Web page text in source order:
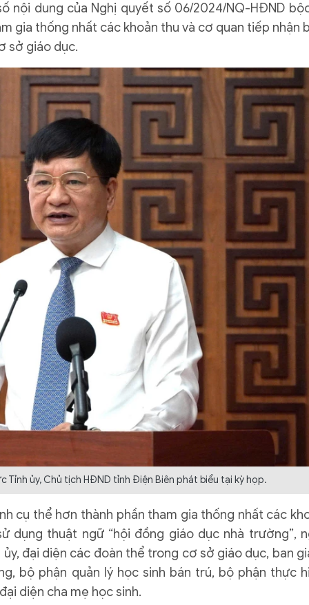
nội dung của Nghị quyết số 06/2024/NQ-HĐND
gia thống nhất các khoản thu và cơ quan tiếp nhận
sở giáo dục.
Tỉnh ủy, Chủ tịch HĐND tỉnh Điện Biên phát biểu tại kỳ họp.
cụ thể hơn thành phần tham gia thống nhất các
dụng thuật ngữ “hội đồng giáo dục nhà trường”,
đại diện các đoàn thể trong cơ sở giáo dục, ban
bộ phận quản lý học sinh bán trú, bộ phận thực
diện cha mẹ học sinh.